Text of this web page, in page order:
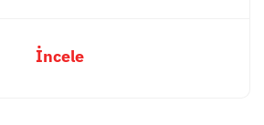
İncele